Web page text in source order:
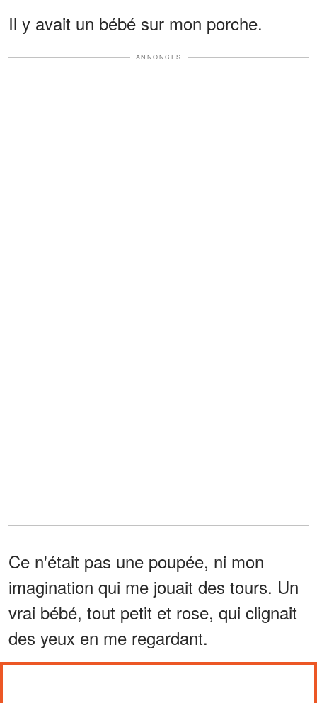
Il y avait un bébé sur mon porche.
ANNONCES
Ce n'était pas une poupée, ni mon
imagination qui me jouait des tours. Un
vrai bébé, tout petit et rose, qui clignait
des yeux en me regardant.